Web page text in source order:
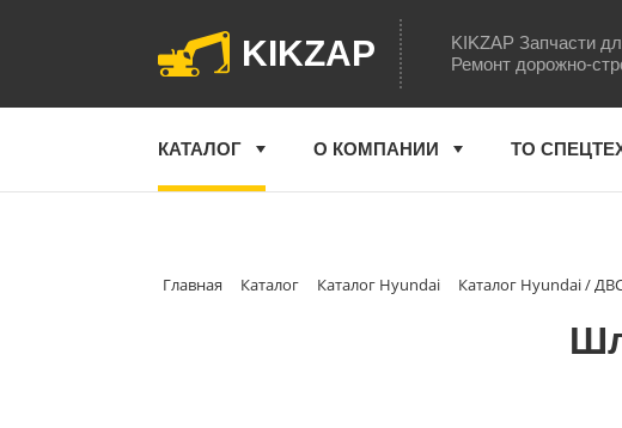
KIKZAP
KIKZAP Запчасти
Ремонт дорожно-
КАТАЛОГ О КОМПАНИИ ТО
Главная Каталог Каталог Hyundai Каталог Hyundai /